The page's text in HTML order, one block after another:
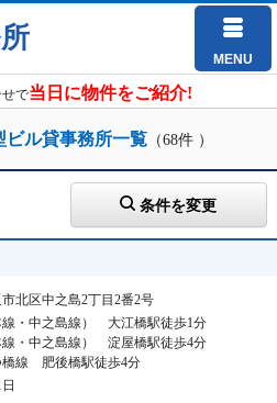
MENU
で当日に物件をご紹介!
ビル貸事務所一覧 （68件 ）
条件を変更
北区中之島2丁目2番2号
線・中之島線） 大江橋駅徒歩1分
線・中之島線） 淀屋橋駅徒歩4分
橋線 肥後橋駅徒歩4分